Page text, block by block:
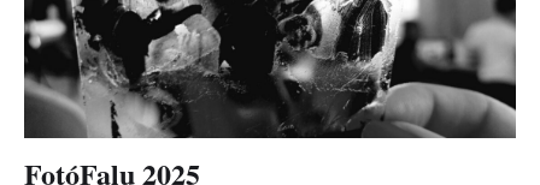
FotóFalu 2025